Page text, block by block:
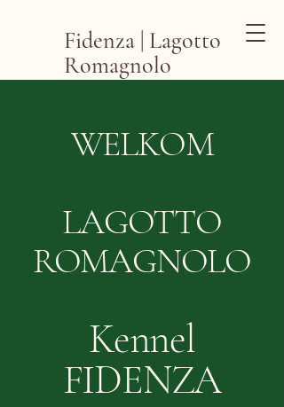
Fidenza | Lagotto
Romagnolo
WELKOM
LAGOTTO
ROMAGNOLO
Kennel
FIDENZA